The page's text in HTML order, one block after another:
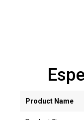
Product Name